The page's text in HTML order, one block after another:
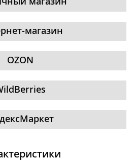
магазин
OZON